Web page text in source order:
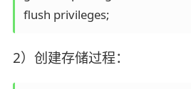
flush privileges;
2）创建存储过程：